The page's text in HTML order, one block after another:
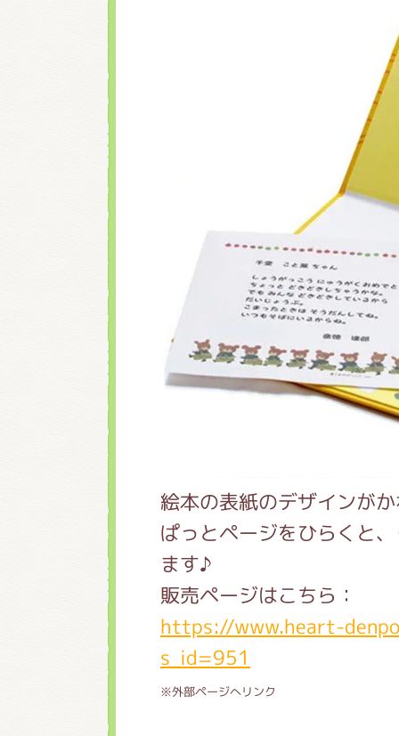
絵本の表紙のデザインが
ぱっとページをひらくと
ます♪
販売ページはこちら：
https://www.heart-
s_id=951
※外部ページへリンク